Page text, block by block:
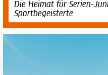
Die Heimat für Serien-
Sportbegeisterte